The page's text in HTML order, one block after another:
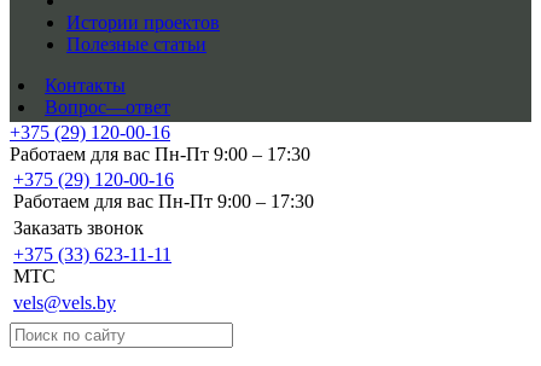
Истории проектов
Полезные статьи
Контакты
Вопрос—ответ
+375 (29) 120-00-16
Работаем для вас Пн-Пт 9:00 – 17:30
+375 (29) 120-00-16
Работаем для вас Пн-Пт 9:00 – 17:30
Заказать звонок
+375 (33) 623-11-11
MTC
vels@vels.by